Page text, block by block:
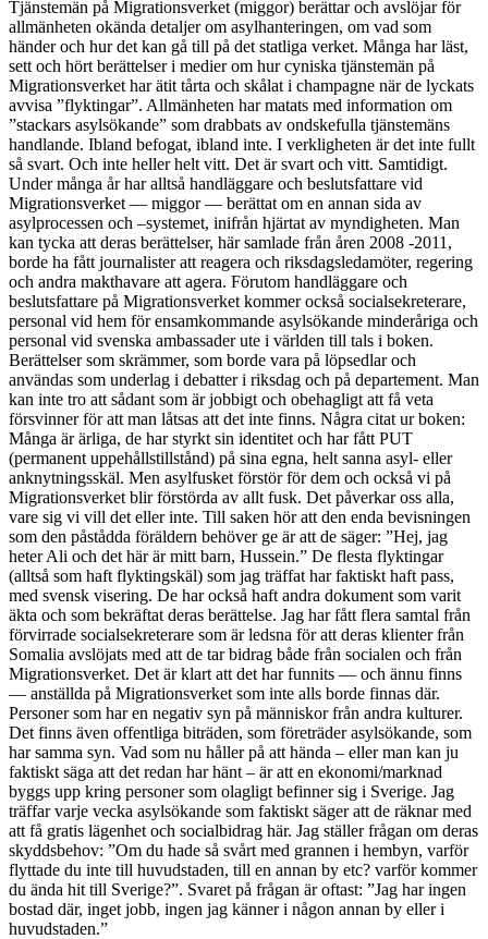
Tjänstemän på Migrationsverket (miggor) berättar och avslöjar för
allmänheten okända detaljer om asylhanteringen, om vad som
händer och hur det kan gå till på det statliga verket. Många har läst,
sett och hört berättelser i medier om hur cyniska tjänstemän på
Migrationsverket har ätit tårta och skålat i champagne när de lyckats
avvisa ”flyktingar”. Allmänheten har matats med information om
”stackars asylsökande” som drabbats av ondskefulla tjänstemäns
handlande. Ibland befogat, ibland inte. I verkligheten är det inte fullt
så svart. Och inte heller helt vitt. Det är svart och vitt. Samtidigt.
Under många år har alltså handläggare och beslutsfattare vid
Migrationsverket — miggor — berättat om en annan sida av
asylprocessen och –systemet, inifrån hjärtat av myndigheten. Man
kan tycka att deras berättelser, här samlade från åren 2008 -2011,
borde ha fått journalister att reagera och riksdagsledamöter, regering
och andra makthavare att agera. Förutom handläggare och
beslutsfattare på Migrationsverket kommer också socialsekreterare,
personal vid hem för ensamkommande asylsökande minderåriga och
personal vid svenska ambassader ute i världen till tals i boken.
Berättelser som skrämmer, som borde vara på löpsedlar och
användas som underlag i debatter i riksdag och på departement. Man
kan inte tro att sådant som är jobbigt och obehagligt att få veta
försvinner för att man låtsas att det inte finns. Några citat ur boken:
Många är ärliga, de har styrkt sin identitet och har fått PUT
(permanent uppehållstillstånd) på sina egna, helt sanna asyl- eller
anknytningsskäl. Men asylfusket förstör för dem och också vi på
Migrationsverket blir förstörda av allt fusk. Det påverkar oss alla,
vare sig vi vill det eller inte. Till saken hör att den enda bevisningen
som den påstådda föräldern behöver ge är att de säger: ”Hej, jag
heter Ali och det här är mitt barn, Hussein.” De flesta flyktingar
(alltså som haft flyktingskäl) som jag träffat har faktiskt haft pass,
med svensk visering. De har också haft andra dokument som varit
äkta och som bekräftat deras berättelse. Jag har fått flera samtal från
förvirrade socialsekreterare som är ledsna för att deras klienter från
Somalia avslöjats med att de tar bidrag både från socialen och från
Migrationsverket. Det är klart att det har funnits — och ännu finns
— anställda på Migrationsverket som inte alls borde finnas där.
Personer som har en negativ syn på människor från andra kulturer.
Det finns även offentliga biträden, som företräder asylsökande, som
har samma syn. Vad som nu håller på att hända – eller man kan ju
faktiskt säga att det redan har hänt – är att en ekonomi/marknad
byggs upp kring personer som olagligt befinner sig i Sverige. Jag
träffar varje vecka asylsökande som faktiskt säger att de räknar med
att få gratis lägenhet och socialbidrag här. Jag ställer frågan om deras
skyddsbehov: ”Om du hade så svårt med grannen i hembyn, varför
flyttade du inte till huvudstaden, till en annan by etc? varför kommer
du ända hit till Sverige?”. Svaret på frågan är oftast: ”Jag har ingen
bostad där, inget jobb, ingen jag känner i någon annan by eller i
huvudstaden.”